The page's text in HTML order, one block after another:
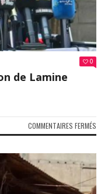
0
de Lamine
COMMENTAIRES FERMÉS
LA